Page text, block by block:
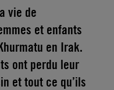
vie de
et enfants
en Irak.
ont perdu leur
et tout ce qu’ils